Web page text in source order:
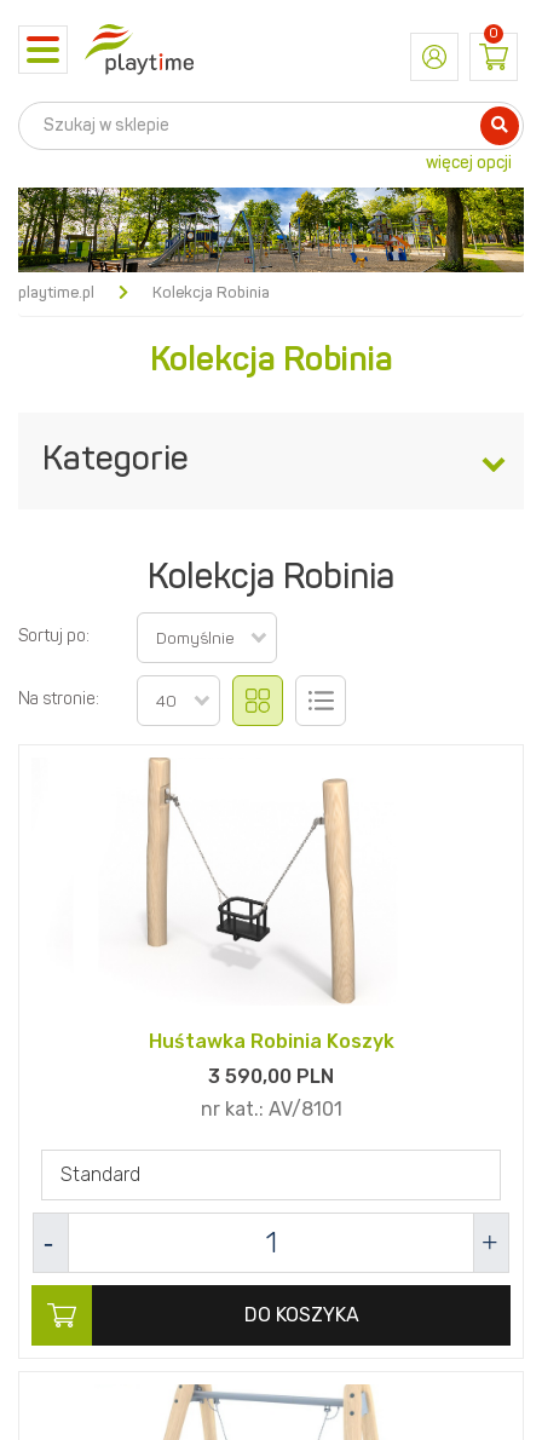
Toggle
navigation
0
więcej opcji
playtime.pl Kolekcja Robinia
Kolekcja Robinia
Kategorie
Kolekcja Robinia
Sortuj po: Domyślnie
Na stronie: 40
Huśtawka Robinia Koszyk
3 590,00 PLN
nr kat.: AV/8101
Standard
DO KOSZYKA